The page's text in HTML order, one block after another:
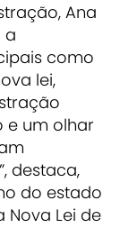
Ana
a
como
lei,
e um olhar
destaca,
do estado
Lei de